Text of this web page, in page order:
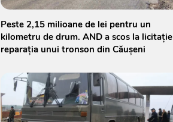
Peste 2,15 milioane de lei pentru un
kilometru de drum. AND a scos la licitație
reparația unui tronson din Căușeni